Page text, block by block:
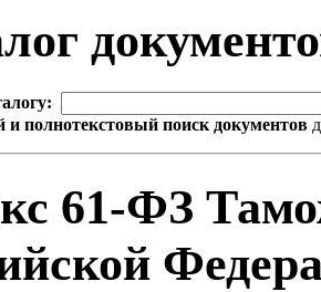
и полнотекстовый поиск документов
61-ФЗ